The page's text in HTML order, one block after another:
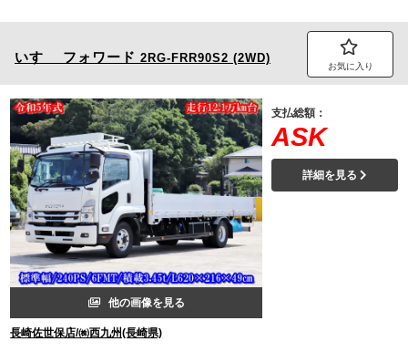
いすゞ フォワード 2RG-FRR90S2 (2WD)
お気に入り
他の画像を見る
長崎佐世保店/㈱西九州(長崎県)
支払総額：
ASK
詳細を見る